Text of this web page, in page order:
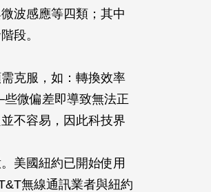
波感應等四類；其中
段。
克服，如：轉換效率
微偏差即導致無法正
不容易，因此科技界
美國紐約已開始使用
無線通訊業者與紐約